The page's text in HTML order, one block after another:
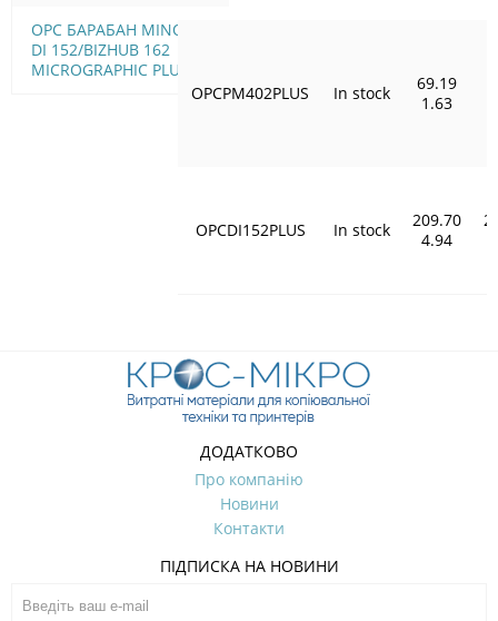
OPC БАРАБАН MINOLTA
DI 152/BIZHUB 162
MICROGRAPHIC PLUS
OPCPM402PLUS In stock
69.19
1.63
OPCDI152PLUS In stock
209.70
4.94
ДОДАТКОВО
Про компанію
Новини
Контакти
ПІДПИСКА НА НОВИНИ